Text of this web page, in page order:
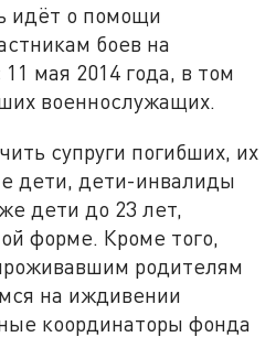
идёт о помощи
боев на
мая 2014 года, в том
военнослужащих.
супруги погибших, их
дети, дети-инвалиды
дети до 23 лет,
форме. Кроме того,
родителям
на иждивении
координаторы фонда